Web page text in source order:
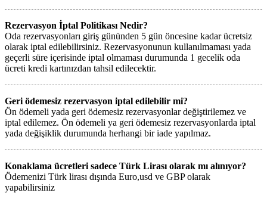
Rezervasyon İptal Politikası Nedir?
Oda rezervasyonları giriş gününden 5 gün öncesine kadar ücretsiz
olarak iptal edilebilirsiniz. Rezervasyonunun kullanılmaması yada
geçerli süre içerisinde iptal olmaması durumunda 1 gecelik oda
ücreti kredi kartınızdan tahsil edilecektir.
Geri ödemesiz rezervasyon iptal edilebilir mi?
Ön ödemeli yada geri ödemesiz rezervasyonlar değiştirilemez ve
iptal edilemez. Ön ödemeli ya geri ödemesiz rezervasyonlarda iptal
yada değişiklik durumunda herhangi bir iade yapılmaz.
Konaklama ücretleri sadece Türk Lirası olarak mı alınıyor?
Ödemenizi Türk lirası dışında Euro,usd ve GBP olarak
yapabilirsiniz